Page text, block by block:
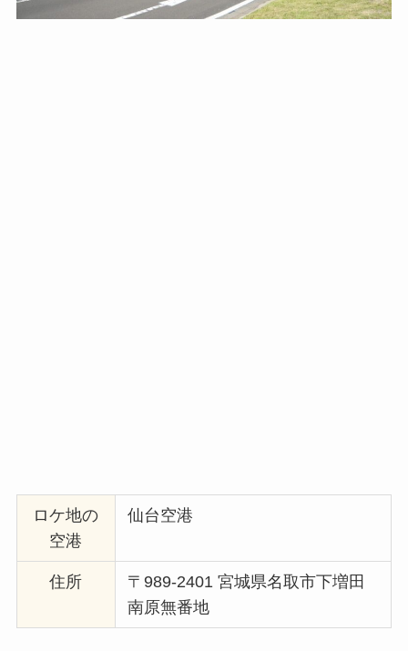
ロケ地の
空港
仙台空港
住所
〒989-2401 宮城県名取市下増田
南原無番地